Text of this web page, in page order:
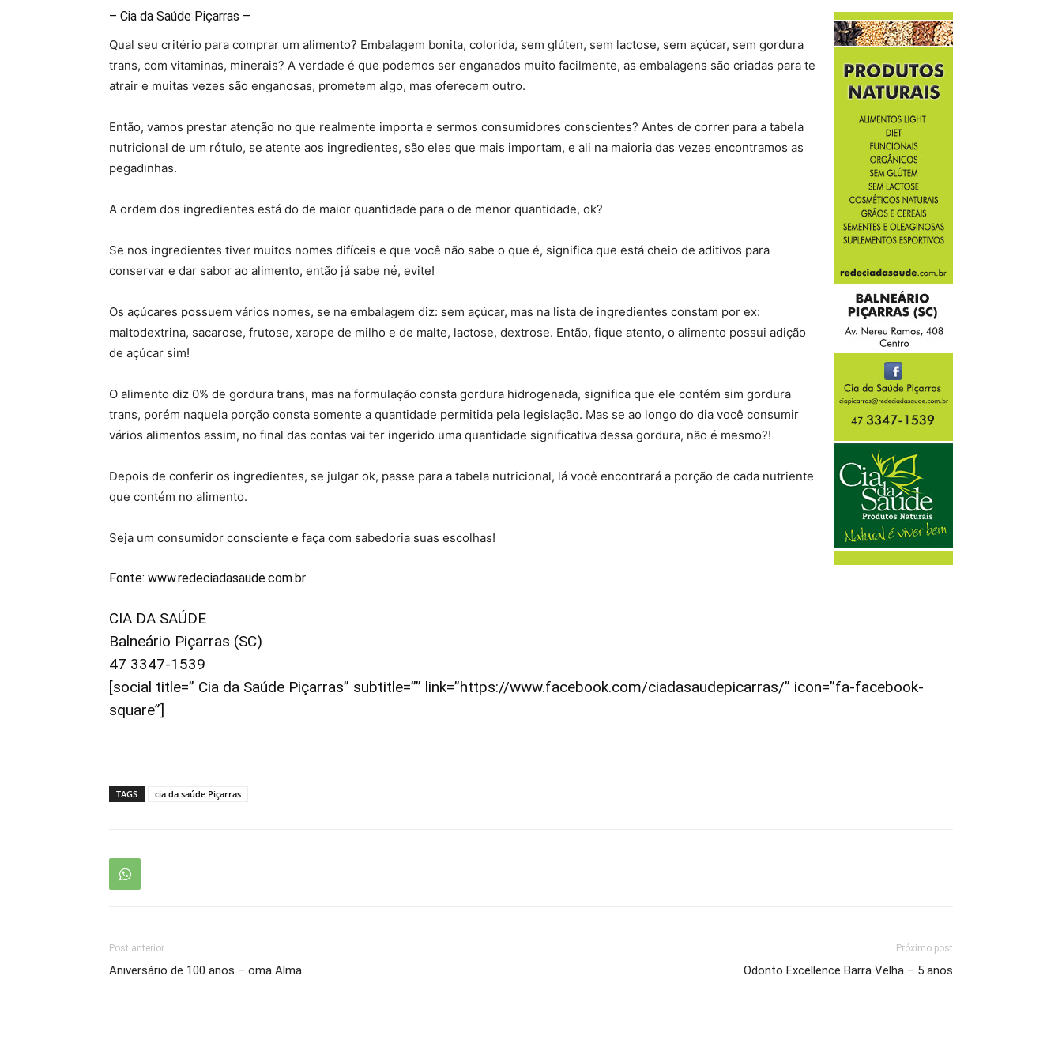
– Cia da Saúde Piçarras –
Qual seu critério para comprar um alimento? Embalagem bonita, colorida, sem glúten, sem lactose, sem açúcar, sem gordura
trans, com vitaminas, minerais? A verdade é que podemos ser enganados muito facilmente, as embalagens são criadas para te
atrair e muitas vezes são enganosas, prometem algo, mas oferecem outro.
Então, vamos prestar atenção no que realmente importa e sermos consumidores conscientes? Antes de correr para a tabela
nutricional de um rótulo, se atente aos ingredientes, são eles que mais importam, e ali na maioria das vezes encontramos as
pegadinhas.
A ordem dos ingredientes está do de maior quantidade para o de menor quantidade, ok?
Se nos ingredientes tiver muitos nomes difíceis e que você não sabe o que é, significa que está cheio de aditivos para
conservar e dar sabor ao alimento, então já sabe né, evite!
Os açúcares possuem vários nomes, se na embalagem diz: sem açúcar, mas na lista de ingredientes constam por ex:
maltodextrina, sacarose, frutose, xarope de milho e de malte, lactose, dextrose. Então, fique atento, o alimento possui adição
de açúcar sim!
O alimento diz 0% de gordura trans, mas na formulação consta gordura hidrogenada, significa que ele contém sim gordura
trans, porém naquela porção consta somente a quantidade permitida pela legislação. Mas se ao longo do dia você consumir
vários alimentos assim, no final das contas vai ter ingerido uma quantidade significativa dessa gordura, não é mesmo?!
Depois de conferir os ingredientes, se julgar ok, passe para a tabela nutricional, lá você encontrará a porção de cada nutriente
que contém no alimento.
Seja um consumidor consciente e faça com sabedoria suas escolhas!
Fonte: www.redeciadasaude.com.br
CIA DA SAÚDE
Balneário Piçarras (SC)
47 3347-1539
[social title=” Cia da Saúde Piçarras” subtitle=”” link=”https://www.facebook.com/ciadasaudepicarras/” icon=”fa-facebook-
square”]
TAGS cia da saúde Piçarras
Post anterior
Aniversário de 100 anos – oma Alma
Próximo post
Odonto Excellence Barra Velha – 5 anos